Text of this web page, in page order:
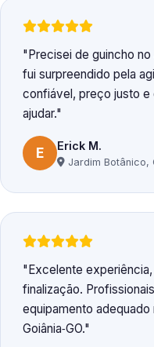
Precisei de guincho no
fui surpreendido pela
confiável, preço justo e
ajudar.
E Erick M.
Jardim Botânico,
Excelente
finalização.
equipamento
Goiânia‑GO.